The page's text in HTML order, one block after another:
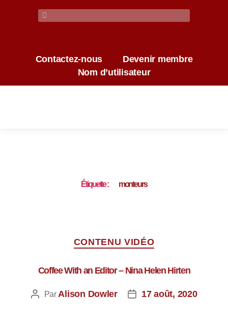
Contactez-nous
Devenir membre
Nom d’utilisateur
Étiquette : monteurs
CONTENU VIDÉO
Coffee With an Editor – Nina Helen Hirten
Par Alison Dowler 17 août, 2020